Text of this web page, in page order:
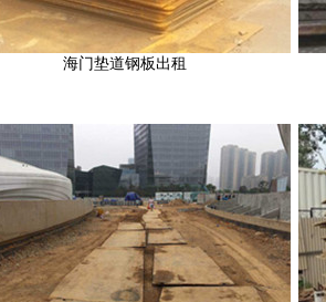
海门垫道钢板出租